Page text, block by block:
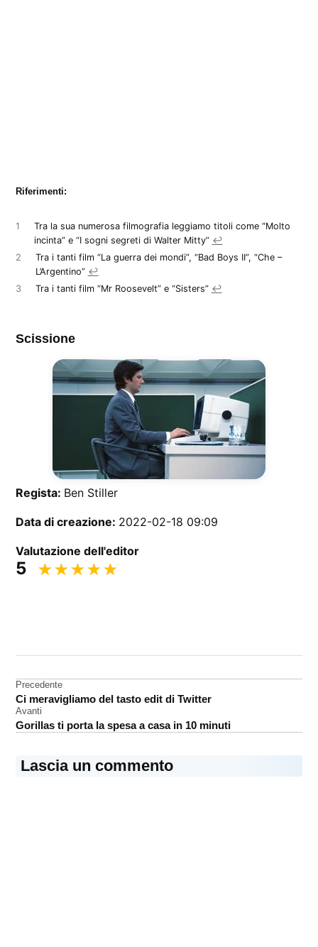
Riferimenti:
1
Tra la sua numerosa filmografia leggiamo titoli come “Molto
incinta” e “I sogni segreti di Walter Mitty” ↩︎
2
Tra i tanti film “La guerra dei mondi”, “Bad Boys II”, “Che –
L’Argentino” ↩︎
3
Tra i tanti film “Mr Roosevelt” e “Sisters” ↩︎
Scissione
Regista: Ben Stiller
Data di creazione: 2022-02-18 09:09
Valutazione dell'editor
5
Scissione
serie
Navigazione
articoli
Precedente
Ci meravigliamo del tasto edit di Twitter
Avanti
Gorillas ti porta la spesa a casa in 10 minuti
Lascia un commento